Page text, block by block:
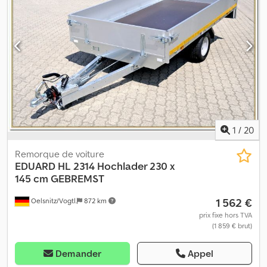
côtés comme à l’arrière. Le déchargement du chargement de
cette remorque basculante s’effectue par un système
d’hydraulique électrique. La remorque pour voiture est équipée
de ridelles en aluminium rabattables sur trois côtés et toutes
amovibles, plancher acier sur bois, système d’hydraulique
électrique avec batterie, roue jockey automatique, cadre en H,
anneaux d’arrimage, châssis soudé galvanisé à chaud et timon en
V. Dwsdpfx Adsi Awrqoioa En option, différents accessoires sont
disponibles : rehausses grillagées, rehausses pleines, bâche
haute, bâche plate, filet d’arrimage, chargeur, rampes de
1 / 20
Oelsnitz/Vogtl. 872 km
Remorque de voiture
EDUARD HL 2314 Hochlader 230 x
145 cm GEBREMST
1 562 €
prix fixe hors TVA
(1 859 € brut)
Demander Appel